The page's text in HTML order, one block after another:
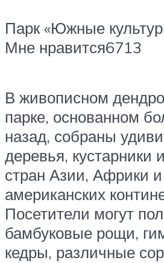
Парк «Южные
Мне нравится6713
В живописном
парке, основанном
назад, собраны
деревья, кустарники
стран Азии, Африки
американских
Посетители могут
бамбуковые рощи,
кедры, различные